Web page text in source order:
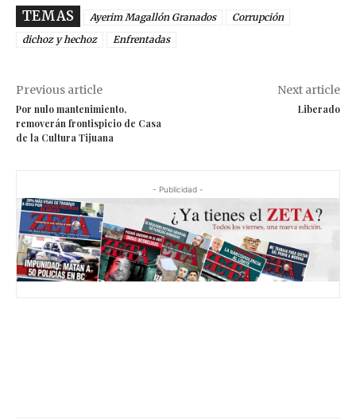
TEMAS Ayerim Magallón Granados
Corrupción
dichoz y hechoz
Enfrentadas
Previous article
Por nulo mantenimiento,
removerán frontispicio de Casa
de la Cultura Tijuana
Next article
Liberado
- Publicidad -